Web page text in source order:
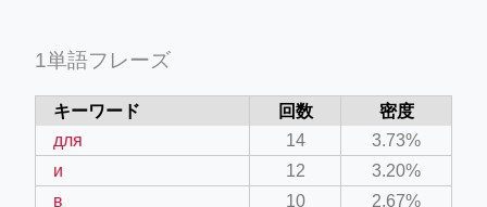
1単語フレーズ
キーワード 回数
密度
для
14
3.73%
и
12
3.20%
в
10
2.67%